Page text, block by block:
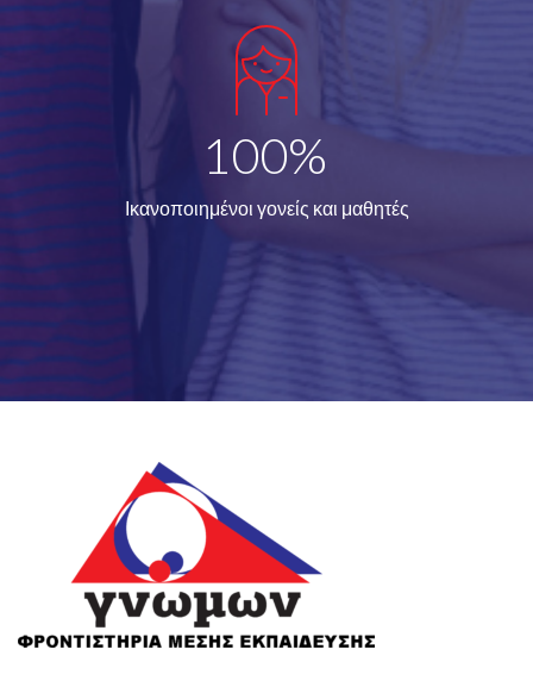
100%
Ικανοποιημένοι γονείς και μαθητές